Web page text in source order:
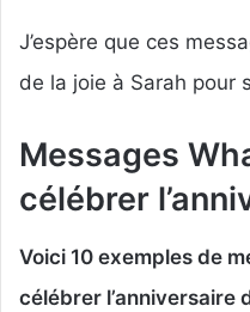
J’espère que ces
de la joie à Sarah pour
Messages
célébrer
Voici 10 exemples de
célébrer l’anniversaire